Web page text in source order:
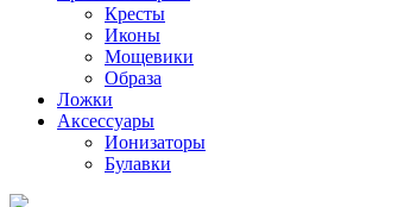
Кресты
Иконы
Мощевики
Образа
Ложки
Аксессуары
Ионизаторы
Булавки